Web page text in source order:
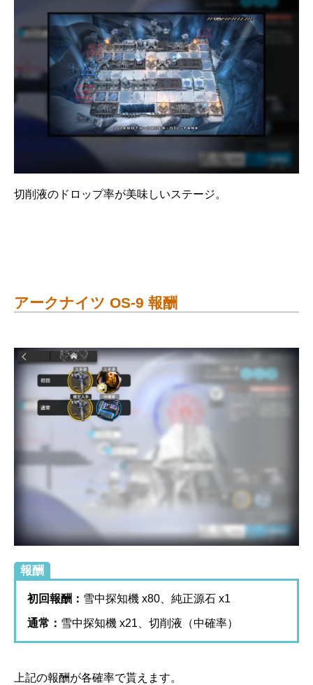
切削液のドロップ率が美味しいステージ。
アークナイツ OS-9 報酬
報酬
初回報酬： 雪中探知機 x80、純正源石 x1
通常： 雪中探知機 x21、切削液（中確率）
上記の報酬が各確率で貰えます。